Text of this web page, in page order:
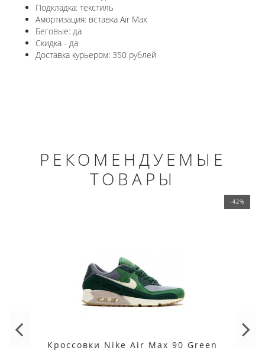
Подкладка: текстиль
Амортизация: вставка Air Max
Беговые: да
Скидка - да
Доставка курьером: 350 рублей
РЕКОМЕНДУЕМЫЕ
ТОВАРЫ
-42%
Кроссовки Nike Air Max 90 Green